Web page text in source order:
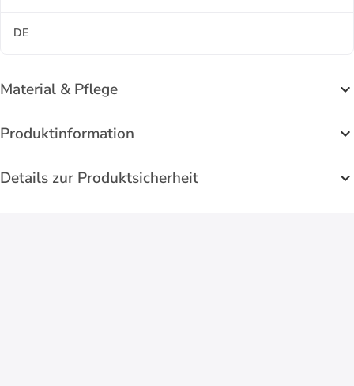
DE
Material & Pflege
Produktinformation
Details zur Produktsicherheit